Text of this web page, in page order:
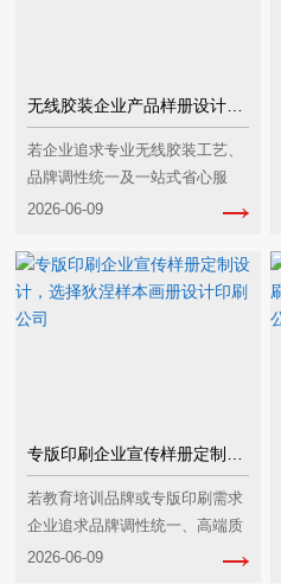
无线胶装企业产品样册设计制作，选择狄涅样本画册设计印刷公司
若企业追求‌专业无线胶装工艺、
品牌调性统一及一站式省心服
务‌，狄涅样本画册设计印刷公司
订质量、设计能力和服务整合方
面具备优势，以下是···
2026-06-09
若教育培训品牌或专版印刷需求
企业追求‌品牌调性统一、高端质
感呈现及全流程省心服务‌，狄涅
2026-06-09